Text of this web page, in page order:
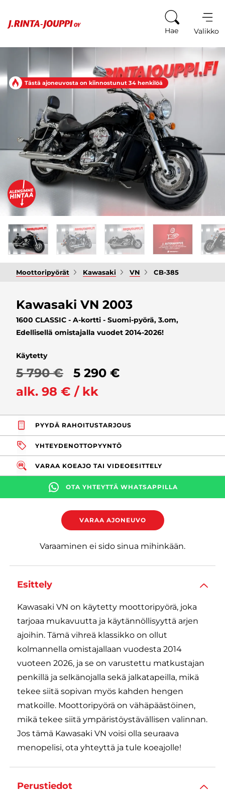
Hae Valikko
Tästä ajoneuvosta on kiinnostunut 34 henkilöä
Moottoripyörät Kawasaki VN CB-385
Kawasaki VN 2003
1600 CLASSIC - A-kortti - Suomi-pyörä, 3.om,
Edellisellä omistajalla vuodet 2014-2026!
Käytetty
5 790 €
5 290 €
alk. 98 € / kk
PYYDÄ RAHOITUSTARJOUS
YHTEYDENOTTOPYYNTÖ
VARAA KOEAJO TAI VIDEOESITTELY
OTA YHTEYTTÄ WHATSAPPILLA
VARAA AJONEUVO
Varaaminen ei sido sinua mihinkään.
Esittely
Kawasaki VN on käytetty moottoripyörä, joka
tarjoaa mukavuutta ja käytännöllisyyttä arjen
ajoihin. Tämä vihreä klassikko on ollut
kolmannella omistajallaan vuodesta 2014
vuoteen 2026, ja se on varustettu matkustajan
penkillä ja selkänojalla sekä jalkatapeilla, mikä
tekee siitä sopivan myös kahden hengen
matkoille. Moottoripyörä on vähäpäästöinen,
mikä tekee siitä ympäristöystävällisen valinnan.
Jos tämä Kawasaki VN voisi olla seuraava
menopelisi, ota yhteyttä ja tule koeajolle!
Perustiedot